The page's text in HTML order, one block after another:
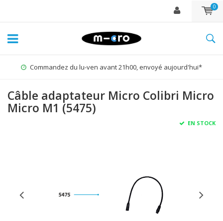
0
Commandez du lu-ven avant 21h00, envoyé aujourd'hui*
Câble adaptateur Micro Colibri Micro
Micro M1 (5475)
EN STOCK